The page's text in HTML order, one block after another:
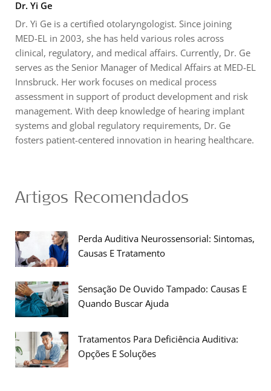
Dr. Yi Ge
Dr. Yi Ge is a certified otolaryngologist. Since joining
MED-EL in 2003, she has held various roles across
clinical, regulatory, and medical affairs. Currently, Dr. Ge
serves as the Senior Manager of Medical Affairs at MED-EL
Innsbruck. Her work focuses on medical process
assessment in support of product development and risk
management. With deep knowledge of hearing implant
systems and global regulatory requirements, Dr. Ge
fosters patient-centered innovation in hearing healthcare.
Artigos Recomendados
Perda Auditiva Neurossensorial: Sintomas,
Causas E Tratamento
Sensação De Ouvido Tampado: Causas E
Quando Buscar Ajuda
Tratamentos Para Deficiência Auditiva:
Opções E Soluções